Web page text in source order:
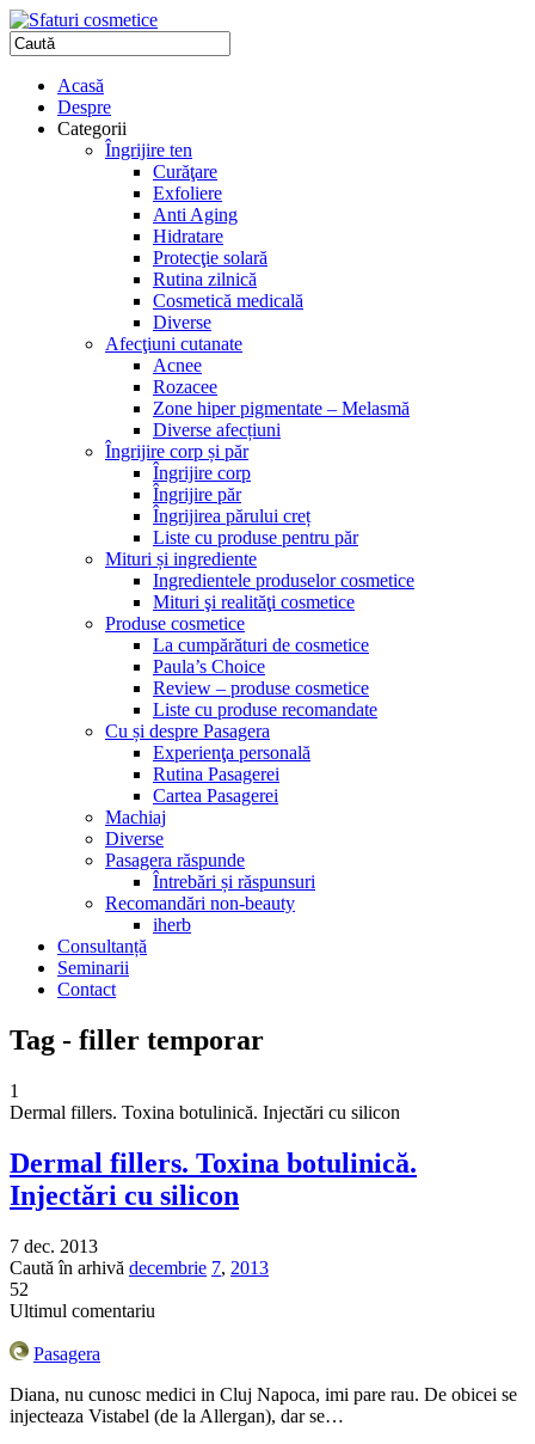
Acasă
Despre
Categorii
Îngrijire ten
Curăţare
Exfoliere
Anti Aging
Hidratare
Protecţie solară
Rutina zilnică
Cosmetică medicală
Diverse
Afecţiuni cutanate
Acnee
Rozacee
Zone hiper pigmentate – Melasmă
Diverse afecțiuni
Îngrijire corp și păr
Îngrijire corp
Îngrijire păr
Îngrijirea părului creț
Liste cu produse pentru păr
Mituri și ingrediente
Ingredientele produselor cosmetice
Mituri şi realităţi cosmetice
Produse cosmetice
La cumpărături de cosmetice
Paula’s Choice
Review – produse cosmetice
Liste cu produse recomandate
Cu și despre Pasagera
Experienţa personală
Rutina Pasagerei
Cartea Pasagerei
Machiaj
Diverse
Pasagera răspunde
Întrebări și răspunsuri
Recomandări non-beauty
iherb
Consultanță
Seminarii
Contact
Tag - filler temporar
1
Dermal fillers. Toxina botulinică. Injectări cu silicon
Dermal fillers. Toxina botulinică.
Injectări cu silicon
7 dec. 2013
Caută în arhivă decembrie 7, 2013
52
Ultimul comentariu
Pasagera
Diana, nu cunosc medici in Cluj Napoca, imi pare rau. De obicei se
injecteaza Vistabel (de la Allergan), dar se…